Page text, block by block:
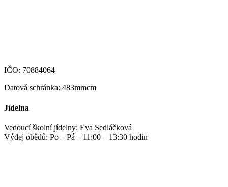
IČO: 70884064
Datová schránka: 483mmcm
Jídelna
Vedoucí školní jídelny: Eva Sedláčková
Výdej obědů: Po – Pá – 11:00 – 13:30 hodin